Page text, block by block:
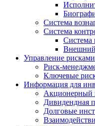
Система
Система
Система
Внешний
Управление рисками
Риск-
Ключевые
Информация для
Акционерный
Дивидендная
Долговые